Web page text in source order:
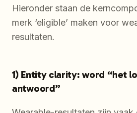
Hieronder staan de
merk ‘eligible’ maken voor
resultaten.
1) Entity clarity: word “het
antwoord”